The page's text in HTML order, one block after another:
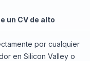
un CV de alto
por cualquier
en Silicon Valley o